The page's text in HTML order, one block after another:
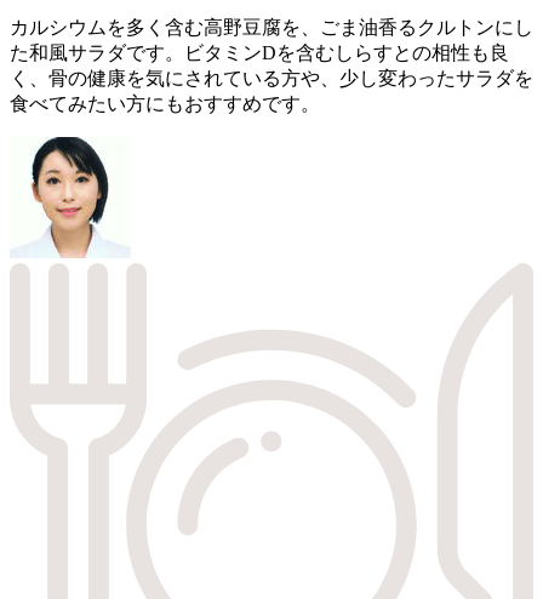
カルシウムを多く含む高野豆腐を、ごま油香るクルトンにし
た和風サラダです。ビタミンDを含むしらすとの相性も良
く、骨の健康を気にされている方や、少し変わったサラダを
食べてみたい方にもおすすめです。